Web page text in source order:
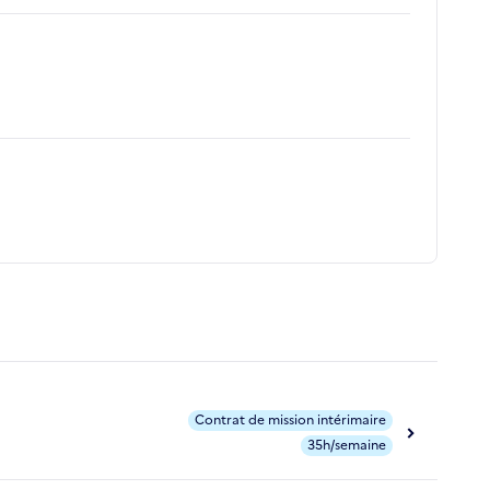
Contrat de mission intérimaire
35h/semaine